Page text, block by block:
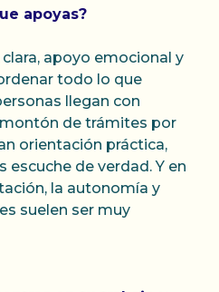
apoyas?
apoyo emocional y
todo lo que
llegan con
de trámites por
orientación práctica,
escuche de verdad. Y en
la autonomía y
suelen ser muy